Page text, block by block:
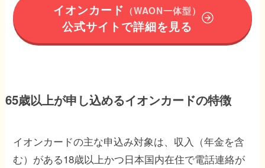
イオンカード （WAON一体型）
公式サイトで詳細を見る
65歳以上が申し込めるイオンカードの特徴
イオンカードの主な申込み対象は、収入（年金を含
む）がある18歳以上かつ日本国内在住で電話連絡が